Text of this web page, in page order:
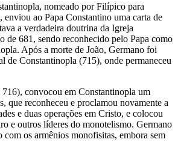
nomeado por Filípico para
enviou ao Papa Constantino uma carta de
a verdadeira doutrina da Igreja
de 681, sendo reconhecido pelo Papa como
Após a morte de João, Germano foi
de Constantinopla (715), onde permaneceu
convocou em Constantinopla um
que reconheceu e proclamou novamente a
e duas operações em Cristo, e colocou
e outros líderes do monotelismo. Germano
com os armênios monofisitas, embora sem